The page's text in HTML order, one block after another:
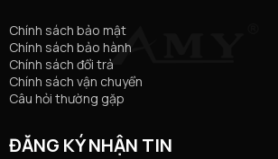
Chính sách bảo mật
Chính sách bảo hành
Chính sách đổi trả
Chính sách vận chuyển
Câu hỏi thường gặp
ĐĂNG KÝ NHẬN TIN